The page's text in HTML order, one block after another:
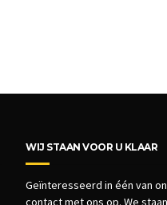
WIJ STAAN VOOR U KLAAR
Geïnteresseerd in één van
contact met ons op. We